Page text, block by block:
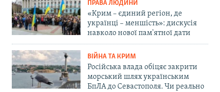
ПРАВА ЛЮДИНИ
«Крим – єдиний регіон, де
українці – меншість»: дискусія
навколо нової пам'ятної дати
ВІЙНА ТА КРИМ
Російська влада обіцяє закрити
морський шлях українським
БпЛА до Севастополя. Чи реально